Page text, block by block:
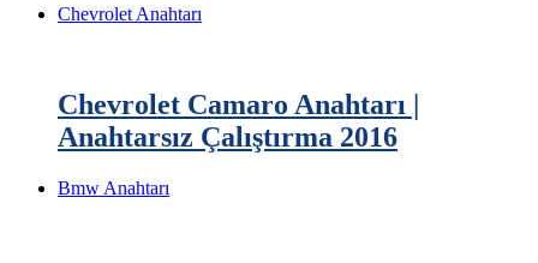
Chevrolet Anahtarı
Chevrolet Camaro Anahtarı |
Anahtarsız Çalıştırma 2016
Bmw Anahtarı